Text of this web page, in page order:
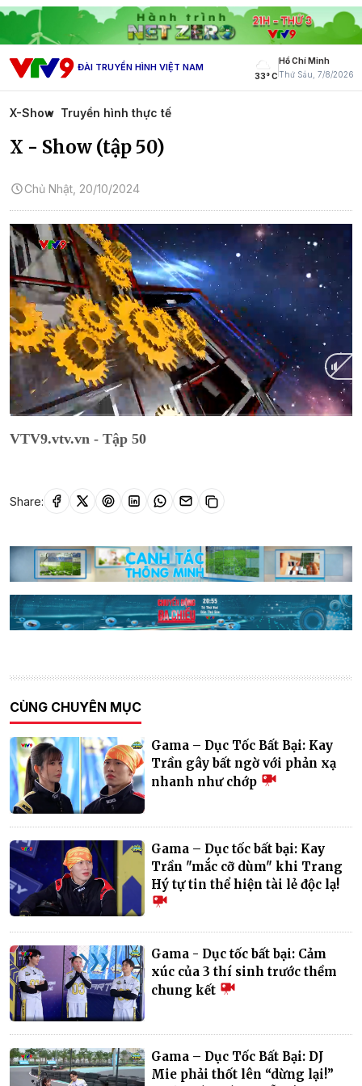
ĐÀI TRUYỀN HÌNH VIỆT NAM
33° C
Hồ Chí Minh
Thứ Sáu, 7/8/2026
X-Show Truyền hình thực tế
X - Show (tập 50)
Chủ Nhật, 20/10/2024
VTV9.vtv.vn - Tập 50
Share:
CÙNG CHUYÊN MỤC
Gama – Dục Tốc Bất Bại: Kay
Trần gây bất ngờ với phản xạ
nhanh như chớp
Gama – Dục tốc bất bại: Kay
Trần "mắc cỡ dùm" khi Trang
Hý tự tin thể hiện tài lẻ độc lạ!
Gama - Dục tốc bất bại: Cảm
xúc của 3 thí sinh trước thềm
chung kết
Gama – Dục Tốc Bất Bại: DJ
Mie phải thốt lên “dừng lại!”